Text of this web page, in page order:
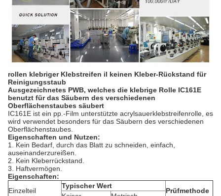
rollen klebriger Klebstreifen il keinen Kleber-Rückstand für
Reinigungsstaub
Ausgezeichnetes PWB, welches die klebrige Rolle IC161E
benutzt für das Säubern des verschiedenen
Oberflächenstaubes säubert
IC161E ist ein pp.-Film unterstützte acrylsauerklebstreifenrolle, es
wird verwendet besonders für das Säubern des verschiedenen
Oberflächenstaubes.
Eigenschaften und Nutzen:
1. Kein Bedarf, durch das Blatt zu schneiden, einfach,
auseinanderzureißen.
2. Kein Kleberrückstand.
3. Haftvermögen.
Eigenschaften:
Einzelteil
Typischer Wert
Prüfmethode